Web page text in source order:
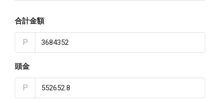
合計金額
P
頭金
P